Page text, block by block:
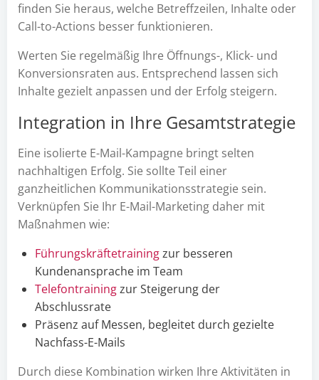
finden Sie heraus, welche Betreffzeilen, Inhalte oder
Call-to-Actions besser funktionieren.
Werten Sie regelmäßig Ihre Öffnungs-, Klick- und
Konversionsraten aus. Entsprechend lassen sich
Inhalte gezielt anpassen und der Erfolg steigern.
Integration in Ihre Gesamtstrategie
Eine isolierte E-Mail-Kampagne bringt selten
nachhaltigen Erfolg. Sie sollte Teil einer
ganzheitlichen Kommunikationsstrategie sein.
Verknüpfen Sie Ihr E-Mail-Marketing daher mit
Maßnahmen wie:
Führungskräftetrainingzur besseren
Kundenansprache im Team
Telefontrainingzur Steigerung der
Abschlussrate
Präsenz auf Messen, begleitet durch gezielte
Nachfass-E-Mails
Durch diese Kombination wirken Ihre Aktivitäten in